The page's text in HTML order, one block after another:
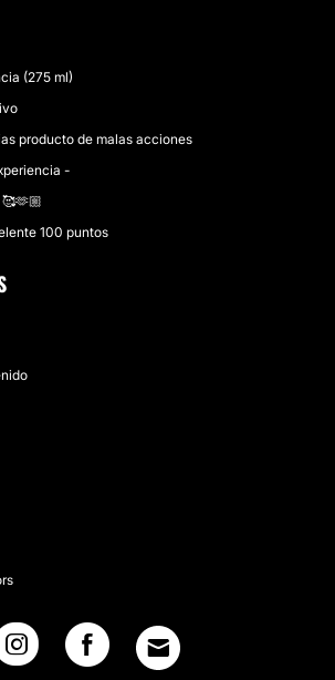
(275 ml)
producto de malas acciones
-
100 puntos